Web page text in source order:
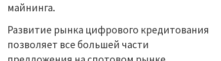
майнинга.
Развитие рынка цифрового кредитования
позволяет все большей части